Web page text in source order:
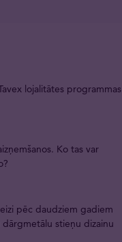
lojalitātes programmas
Ko tas var
pēc daudziem gadiem
stieņu dizainu